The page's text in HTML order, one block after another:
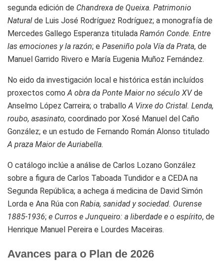
segunda edición de Chandrexa de Queixa. Patrimonio
Natural de Luis José Rodríguez Rodríguez; a monografía de
Mercedes Gallego Esperanza titulada Ramón Conde. Entre
las emociones y la razón; e Paseniño pola Vía da Prata, de
Manuel Garrido Rivero e María Eugenia Muñoz Fernández.
No eido da investigación local e histórica están incluídos
proxectos como A obra da Ponte Maior no século XVde
Anselmo López Carreira; o traballo A Virxe do Cristal. Lenda,
roubo, asasinato, coordinado por Xosé Manuel del Caño
González; e un estudo de Fernando Román Alonso titulado
A praza Maior de Auriabella.
O catálogo inclúe a análise de Carlos Lozano González
sobre a figura de Carlos Taboada Tundidor e a CEDA na
Segunda República; a achega á medicina de David Simón
Lorda e Ana Rúa con Rabia, sanidad y sociedad. Ourense
1885-1936; e Curros e Junqueiro: a liberdade e o espírito, de
Henrique Manuel Pereira e Lourdes Maceiras.
Avances para o Plan de 2026